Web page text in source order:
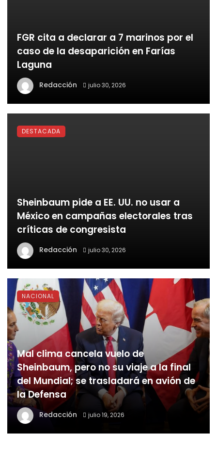
FGR cita a declarar a 7 marinos por el
caso de la desaparición en Farías
Laguna
Redacción julio 30, 2026
Sheinbaum pide a EE. UU. no usar a
México en campañas electorales tras
críticas de congresista
Redacción julio 30, 2026
DESTACADA
Mal clima cancela vuelo de
Sheinbaum, pero no su viaje a la final
del Mundial; se trasladará en avión de
la Defensa
Redacción julio 19, 2026
NACIONAL